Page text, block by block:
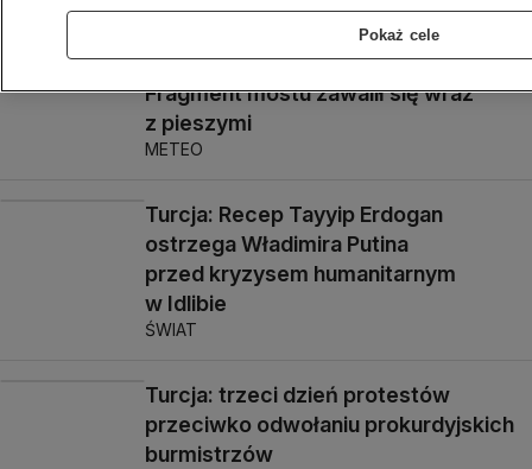
Fragment mostu zawalił się wraz
z pieszymi
METEO
Turcja: Recep Tayyip Erdogan
ostrzega Władimira Putina
przed kryzysem humanitarnym
w Idlibie
ŚWIAT
Turcja: trzeci dzień protestów
przeciwko odwołaniu prokurdyjskich
burmistrzów
Pokaż cele